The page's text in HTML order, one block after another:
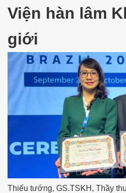
Viện hàn lâm
giới
Thiếu tướng, GS.TSKH, Thầy